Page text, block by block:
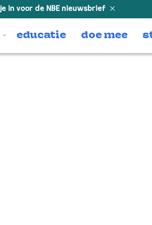
in voor de NBE nieuwsbrief
educatie doe mee